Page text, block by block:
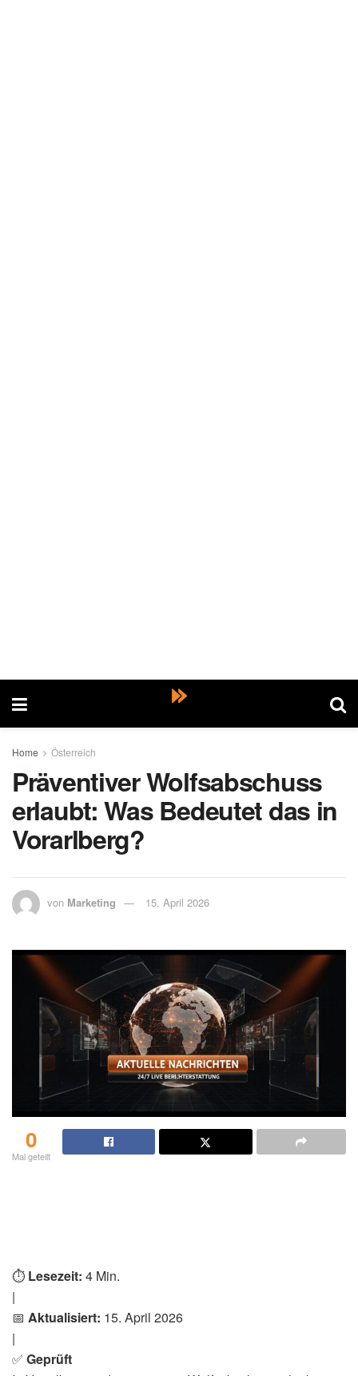
Home Österreich
Präventiver Wolfsabschuss
erlaubt: Was Bedeutet das in
Vorarlberg?
von Marketing 15. April 2026
0
Mal geteilt
⏱️ Lesezeit: 4 Min.
|
📅 Aktualisiert: 15. April 2026
|
✅ Geprüft